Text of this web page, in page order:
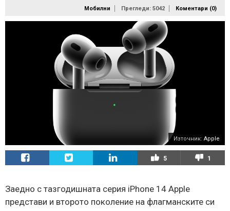
Мобилни Прегледи: 5042 Коментари (0)
Източник: Apple
5 1
Заедно с тазгодишната серия iPhone 14 Apple
представи и второто поколение на флагманските си